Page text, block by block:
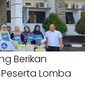
Berikan
Lomba